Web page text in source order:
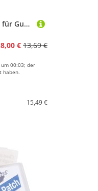
Prophete Flickzeug-Set für Gummi & PVC – Reparaturset für Fahrradschläuche, Planen, Luftmatratzen, Regenkleidung & mehr – inkl. Vulkanisierlösung & Flicken
8,00 € 13,69 €
00:03; der
haben.
15,49 €